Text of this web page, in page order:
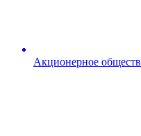
Акционерное